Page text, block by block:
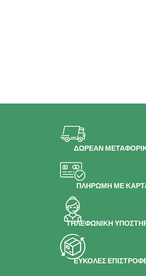
ΔΩΡΕΑΝ
ΠΛΗΡΩΜΗ ΜΕ
ΤΗΛΕΦΩΝΙΚΗ
ΕΥΚΟΛΕΣ